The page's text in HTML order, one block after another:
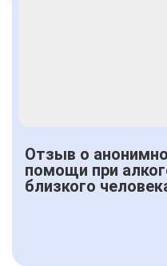
Отзыв о
помощи при
близкого